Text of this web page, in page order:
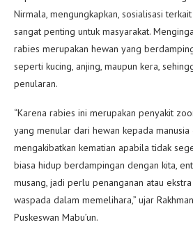
Nirmala, mengungkapkan, sosialisasi
sangat penting untuk masyarakat.
rabies merupakan hewan yang
seperti kucing, anjing, maupun kera,
penularan.
“Karena rabies ini merupakan penyakit
yang menular dari hewan kepada manusia
mengakibatkan kematian apabila tidak
biasa hidup berdampingan dengan kita,
musang, jadi perlu penanganan atau
waspada dalam memelihara,” ujar
Puskeswan Mabu’un.